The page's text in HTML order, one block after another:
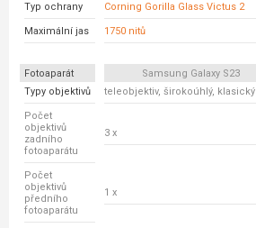
Typ ochrany Corning Gorilla Glass Victus 2
Maximální jas 1750 nitů
Fotoaparát Samsung Galaxy S23
Typy objektivů
teleobjektiv, širokoúhlý, klasický
Počet
objektivů
zadního
fotoaparátu
3 x
Počet
objektivů
předního
fotoaparátu
1 x